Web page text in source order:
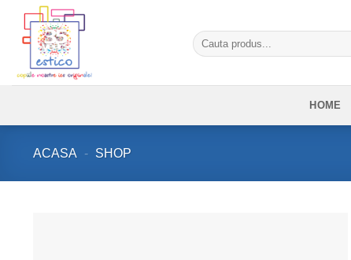
content
Caută
după:
HOME
ACASA - SHOP